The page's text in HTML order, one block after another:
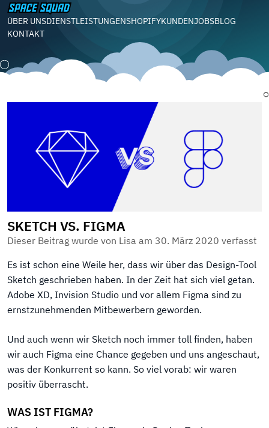
ÜBER UNSDIENSTLEISTUNGENSHOPIFYKUNDENJOBSBLOG
KONTAKT
SKETCH VS. FIGMA
Dieser Beitrag wurde von Lisa am 30. März 2020 verfasst
Es ist schon eine Weile her, dass wir über das Design-Tool
Sketch geschrieben haben. In der Zeit hat sich viel getan.
Adobe XD, Invision Studio und vor allem Figma sind zu
ernstzunehmenden Mitbewerbern geworden.
Und auch wenn wir Sketch noch immer toll finden, haben
wir auch Figma eine Chance gegeben und uns angeschaut,
was der Konkurrent so kann. So viel vorab: wir waren
positiv überrascht.
WAS IST FIGMA?